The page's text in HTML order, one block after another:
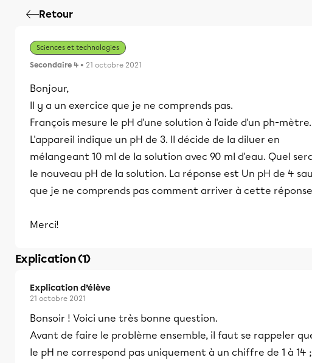
Retour
Sciences et technologies
Secondaire 4 • 21 octobre 2021
Bonjour,
Il y a un exercice que je ne comprends pas.
François mesure le pH d'une solution à l'aide d'un ph-mètre.
L'appareil indique un pH de 3. Il décide de la diluer en
mélangeant 10 ml de la solution avec 90 ml d'eau. Quel
le nouveau pH de la solution. La réponse est Un pH de 4
que je ne comprends pas comment arriver à cette
Merci!
Explication (1)
Explication d’élève
21 octobre 2021
Bonsoir ! Voici une très bonne question.
Avant de faire le problème ensemble, il faut se rappeler
le pH ne correspond pas uniquement à un chiffre de 1 à 14